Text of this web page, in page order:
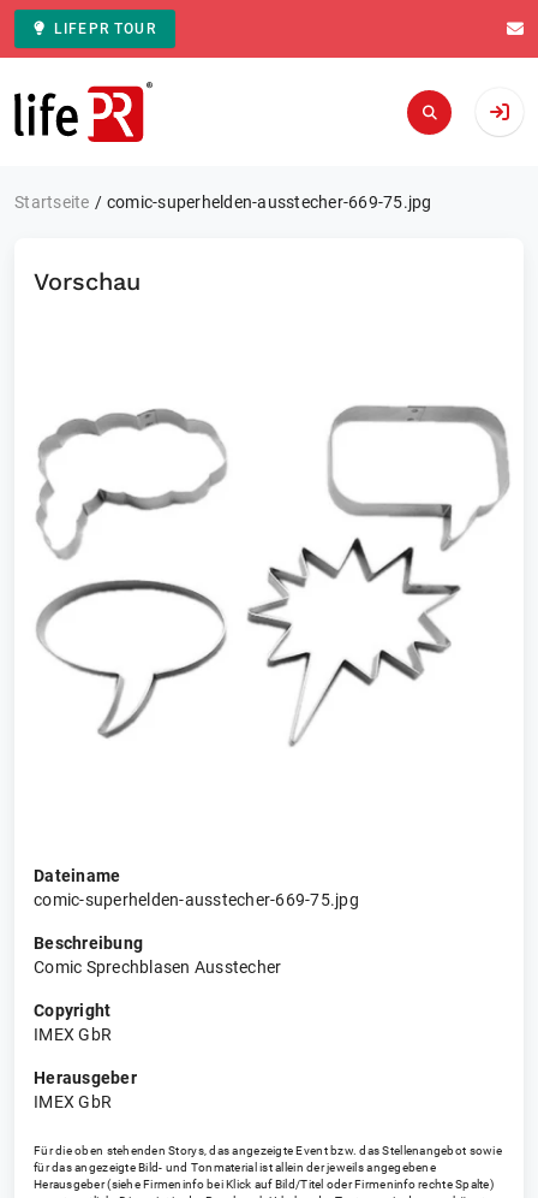
LIFEPR TOUR
Zur Startseite
Startseite comic-superhelden-ausstecher-669-75.jpg
Vorschau
Dateiname
comic-superhelden-ausstecher-669-75.jpg
Beschreibung
Comic Sprechblasen Ausstecher
Copyright
IMEX GbR
Herausgeber
IMEX GbR
Für die oben stehenden Storys, das angezeigte Event bzw. das Stellenangebot sowie
für das angezeigte Bild- und Tonmaterial ist allein der jeweils angegebene
Herausgeber (siehe Firmeninfo bei Klick auf Bild/Titel oder Firmeninfo rechte Spalte)